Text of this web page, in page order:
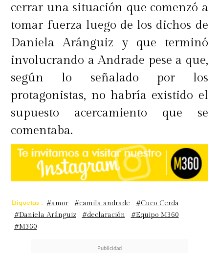
cerrar una situación que comenzó a
tomar fuerza luego de los dichos de
Daniela Aránguiz y que terminó
involucrando a Andrade pese a que,
según lo señalado por los
protagonistas, no habría existido el
supuesto acercamiento que se
comentaba.
Etiquetas : #amor #camila andrade
#Cuco Cerda
#Daniela Aránguiz
#declaración
#Equipo M360
#M360